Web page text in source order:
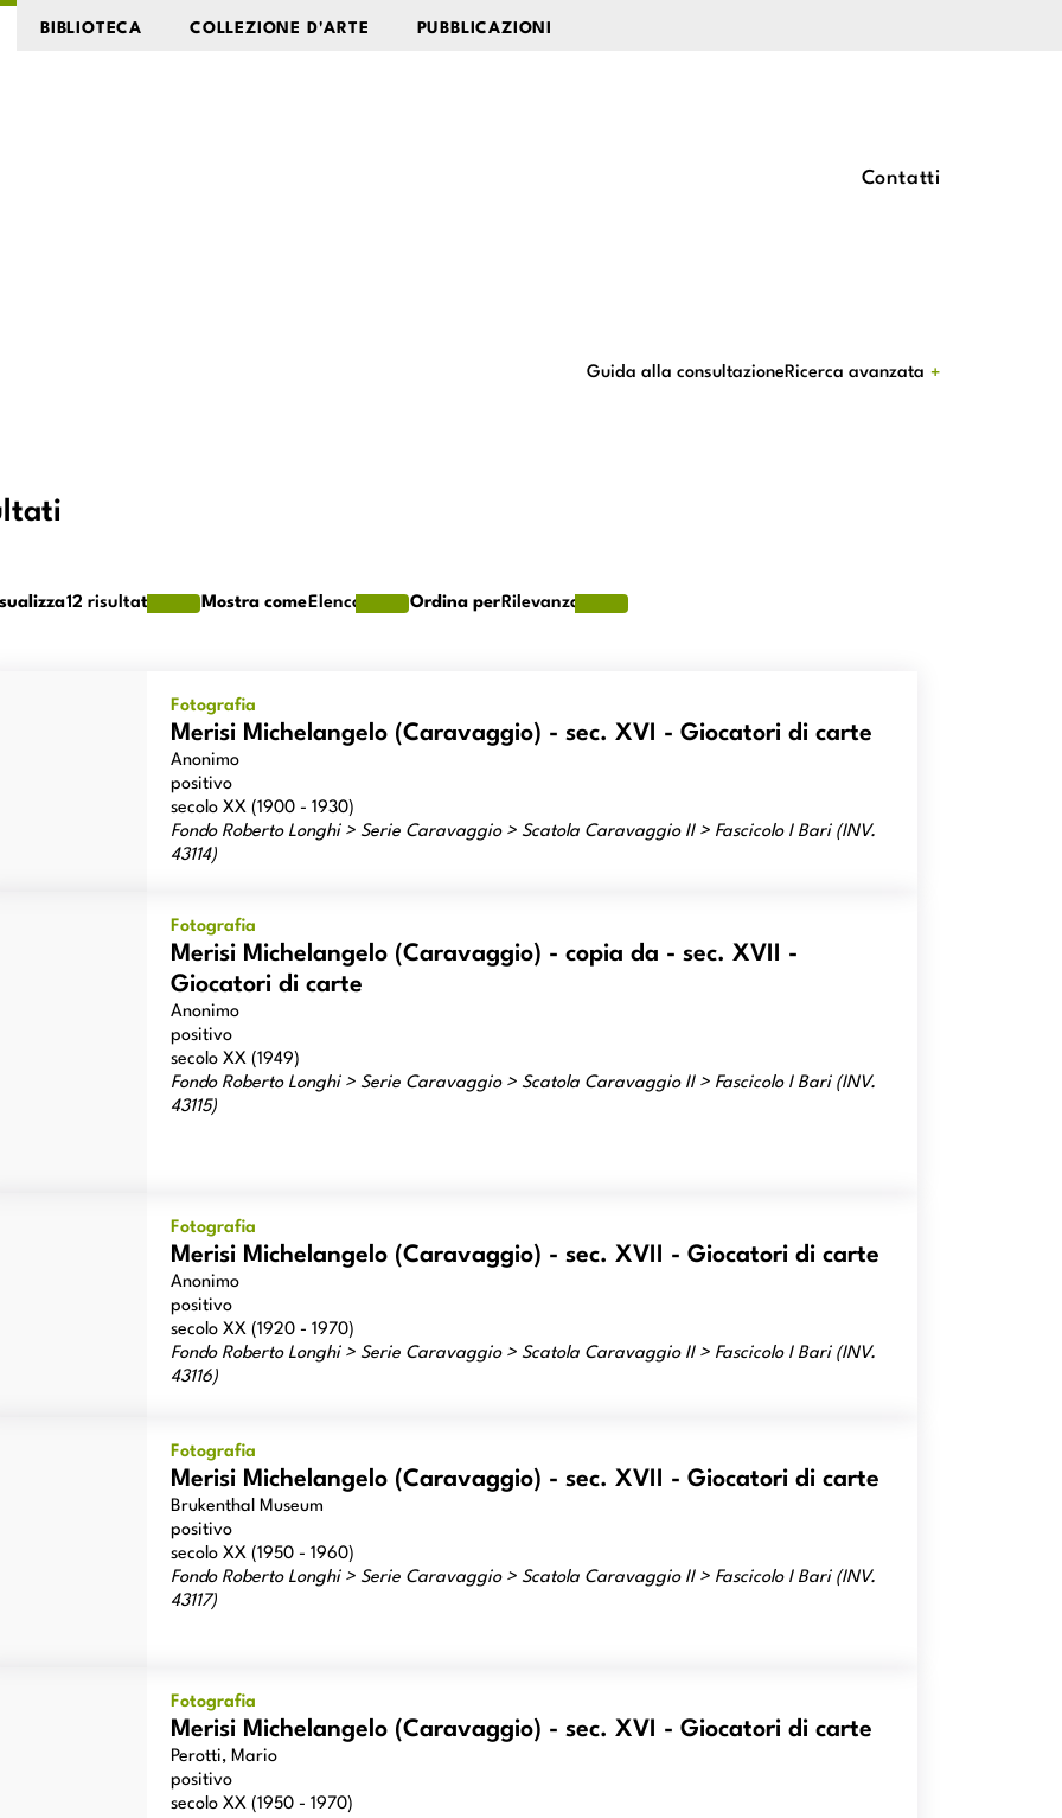
BIBLIOTECA COLLEZIONE D'ARTE PUBBLICAZIONI
Contatti
Guida alla consultazioneRicerca avanzata
12 risultati Mostra comeElenco Ordina perRilevanza
Merisi Michelangelo (Caravaggio) - sec. XVI - Giocatori di carte
Anonimo
Fotografia
positivo
secolo XX (1900 - 1930)
Fondo Roberto Longhi > Serie Caravaggio > Scatola Caravaggio II > Fascicolo I Bari (INV.
43114)
Merisi Michelangelo (Caravaggio) - copia da - sec. XVII -
Giocatori di carte
Anonimo
Fotografia
positivo
secolo XX (1949)
Fondo Roberto Longhi > Serie Caravaggio > Scatola Caravaggio II > Fascicolo I Bari (INV.
43115)
Merisi Michelangelo (Caravaggio) - sec. XVII - Giocatori di carte
Anonimo
Fotografia
positivo
secolo XX (1920 - 1970)
Fondo Roberto Longhi > Serie Caravaggio > Scatola Caravaggio II > Fascicolo I Bari (INV.
43116)
Merisi Michelangelo (Caravaggio) - sec. XVII - Giocatori di carte
Brukenthal Museum
Fotografia
positivo
secolo XX (1950 - 1960)
Fondo Roberto Longhi > Serie Caravaggio > Scatola Caravaggio II > Fascicolo I Bari (INV.
43117)
Merisi Michelangelo (Caravaggio) - sec. XVI - Giocatori di carte
Perotti, Mario
Fotografia
positivo
secolo XX (1950 - 1970)